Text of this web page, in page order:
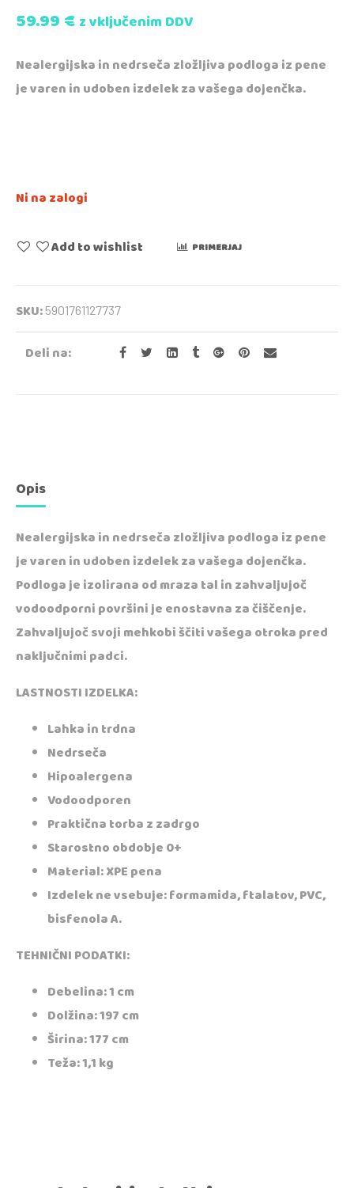
59.99€z vključenim DDV
Nealergijska in nedrseča zložljiva podloga iz pene
je varen in udoben izdelek za vašega dojenčka.
Ni na zalogi
Add to wishlist PRIMERJAJ
SKU: 5901761127737
Deli na:
Opis
Nealergijska in nedrseča zložljiva podloga iz pene
je varen in udoben izdelek za vašega dojenčka.
Podloga je izolirana od mraza tal in zahvaljujoč
vodoodporni površini je enostavna za čiščenje.
Zahvaljujoč svoji mehkobi ščiti vašega otroka pred
naključnimi padci.
LASTNOSTI IZDELKA:
Lahka in trdna
Nedrseča
Hipoalergena
Vodoodporen
Praktična torba z zadrgo
Starostno obdobje 0+
Material: XPE pena
Izdelek ne vsebuje: formamida, ftalatov, PVC,
bisfenola A.
TEHNIČNI PODATKI:
Debelina: 1 cm
Dolžina: 197 cm
Širina: 177 cm
Teža: 1,1 kg